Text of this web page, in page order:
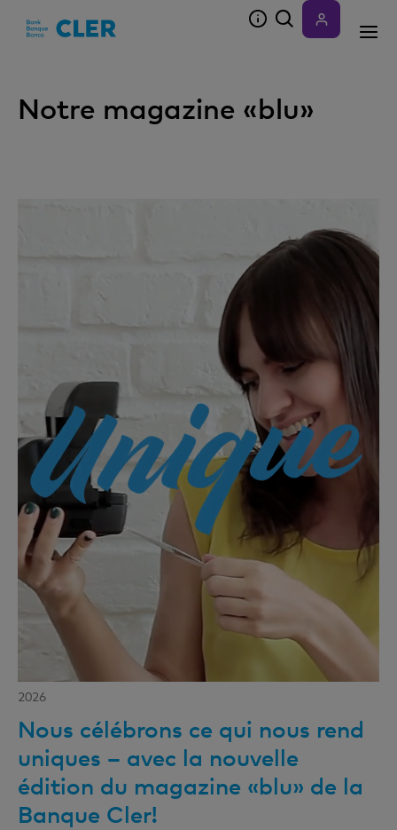
Notre magazine «blu»
2026
Nous célébrons ce qui nous rend
uniques – avec la nouvelle
édition du magazine «blu» de la
Banque Cler!